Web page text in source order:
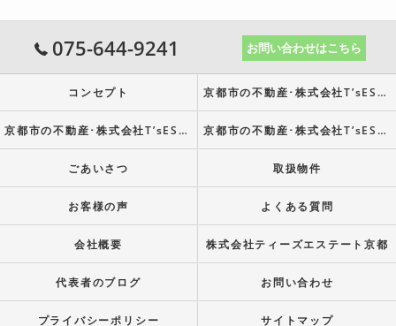
075-644-9241 お問い合わせはこちら
コンセプト 京都市の不動産･株式会社T’sESTATE京都の口コミ情報
京都市の不動産･株式会社T’sESTATE京都の評判 京都市の不動産･株式会社T’sESTATE京都のお客様の声
ごあいさつ 取扱物件
お客様の声 よくある質問
会社概要 株式会社ティーズエステート京都
代表者のブログ お問い合わせ
プライバシーポリシー サイトマップ